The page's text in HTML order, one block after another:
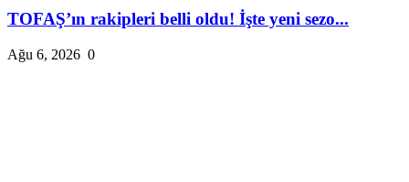
TOFAŞ’ın rakipleri belli oldu! İşte yeni sezo...
Ağu 6, 2026 0